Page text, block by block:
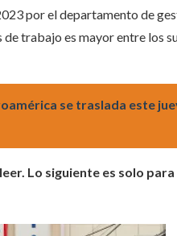
por el departamento de
trabajo es mayor entre los
se traslada este
Lo siguiente es solo